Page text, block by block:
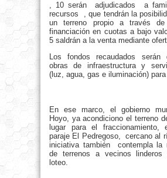
, 10 serán adjudicados a
recursos , que tendrán la
un terreno propio a través
financiación en cuotas a bajo
5 saldrán a la venta mediante
Los fondos recaudados serán
obras de infraestructura y
(luz, agua, gas e iluminación)
En ese marco, el gobierno
Hoyo, ya acondiciono el terreno
lugar para el fraccionamiento,
paraje El Pedregoso, cercano al
iniciativa también contempla la
de terrenos a vecinos
loteo.